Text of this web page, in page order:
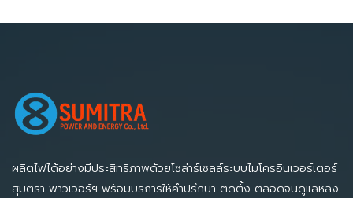
ผลิตไฟได้อย่างมีประสิทธิภาพด้วยโซล่าร์เซลล์ระบบไมโครอินเวอร์เตอร์
สุมิตรา พาวเวอร์ฯ พร้อมบริการให้คำปรึกษา ติดตั้ง ตลอดจนดูแลหลัง